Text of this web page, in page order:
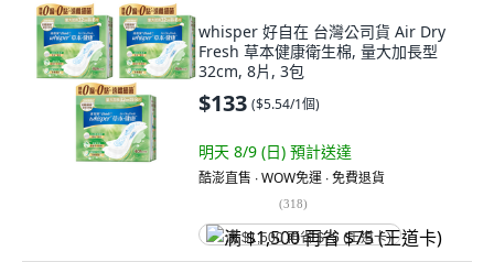
whisper 好自在 台灣公司貨 Air Dry
Fresh 草本健康衛生棉, 量大加長型
32cm, 8片, 3包
$133 ($5.54/1個)
明天 8/9 (日) 預計送達
酷澎直售 ∙ WOW免運 ∙ 免費退貨
(318)
满 $1,500 再省 $75 (王道卡)